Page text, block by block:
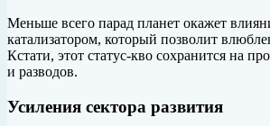
Меньше всего парад планет окажет
катализатором, который позволит
Кстати, этот статус-кво сохранится на
и разводов.
Усиления сектора развития